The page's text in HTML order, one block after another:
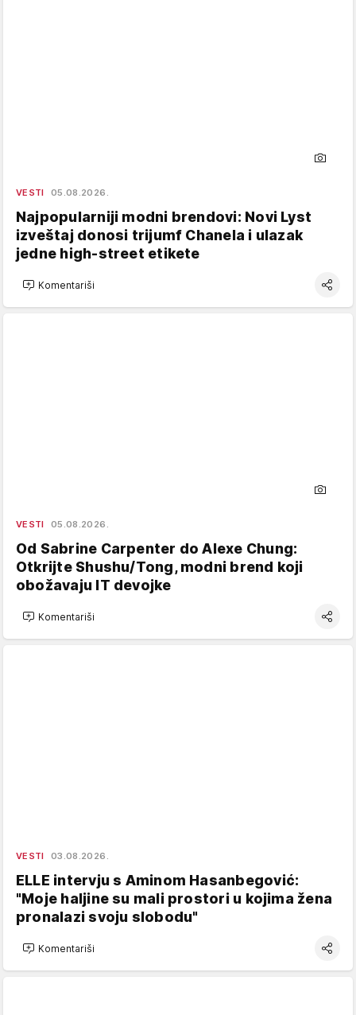
VESTI 05.08.2026.
Najpopularniji modni brendovi: Novi Lyst
izveštaj donosi trijumf Chanela i ulazak
jedne high-street etikete
Komentariši
VESTI 05.08.2026.
Od Sabrine Carpenter do Alexe Chung:
Otkrijte Shushu/Tong, modni brend koji
obožavaju IT devojke
Komentariši
VESTI 03.08.2026.
ELLE intervju s Aminom Hasanbegović:
"Moje haljine su mali prostori u kojima žena
pronalazi svoju slobodu"
Komentariši